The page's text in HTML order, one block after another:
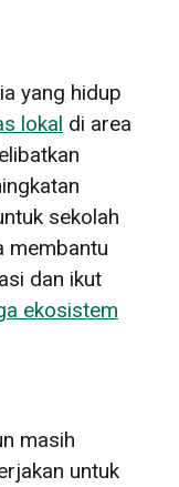
yang hidup
lokal di area
sekolah
membantu
dan ikut
ekosistem
masih
untuk